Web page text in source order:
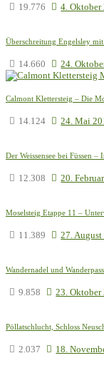
19.776 4. Oktober
Überschreitung Engelsley
14.660 24.
Calmont Klettersteig – Die
14.124 24. Mai
Der Weissensee bei Füssen
12.308 20.
Moselsteig Etappe 11 –
11.389 27. August
Wandernadel und
9.858 23. Oktober
Pöllatschlucht, Schloss
2.037 18.